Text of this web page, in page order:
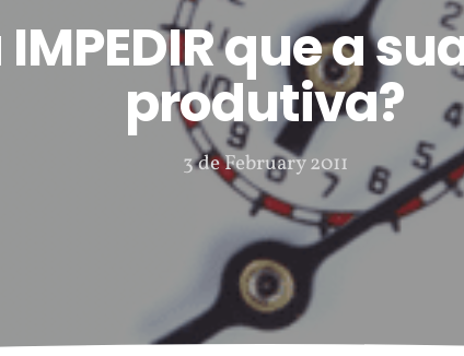
que a
produtiva?
3 de February 2011